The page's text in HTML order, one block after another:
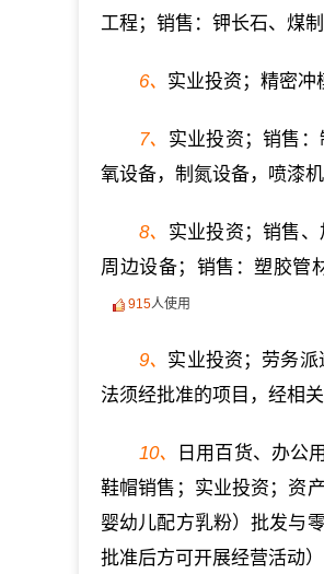
工程；销售：钾长石、煤制
6、 实业投资；精密冲
7、 实业投资；销售
氧设备，制氮设备，喷漆
8、 实业投资；销售
周边设备；销售：塑胶管
915人使用
9、 实业投资；劳务
法须经批准的项目，经相
10、
日用百货、办公
鞋帽销售；实业投资；资
婴幼儿配方乳粉）批发与
批准后方可开展经营活动）